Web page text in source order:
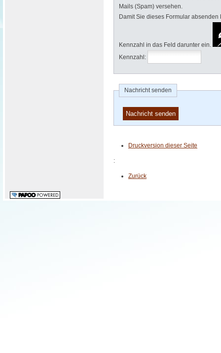
Mails (Spam) versehen.
Damit Sie dieses Formular
Kennzahl in das Feld darunter ein.
Kennzahl:
Nachricht senden
Druckversion dieser Seite
:
Zurück